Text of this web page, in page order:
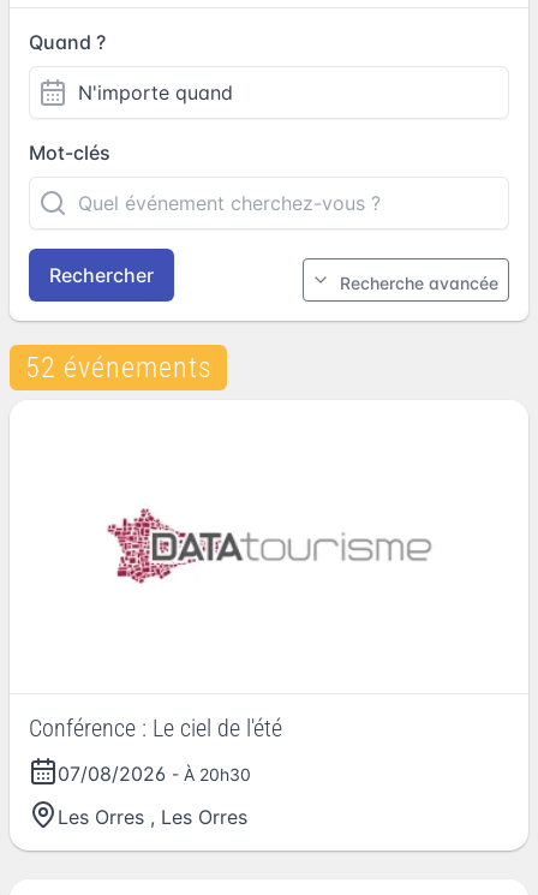
Quand ?
Mot-clés
Rechercher Recherche avancée
52 événements
Conférence : Le ciel de l'été
07/08/2026 - À 20h30
Les Orres , Les Orres